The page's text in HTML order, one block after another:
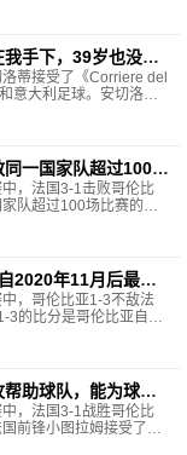
手下，39岁也没缺
蒂接受了《Corriere del
意大利足球。安切洛蒂
我麾下时
一国家队超过100场
，法国3-1击败哥伦比
队超过100场比赛的教
仅次于博斯克(76%)
2020年11月后最大
，哥伦比亚1-3不敌法
3的比分是哥伦比亚自
）以来，遭遇的最大比
助球队，能为球队
，法国3-1战胜哥伦比
前锋小图拉姆接受了媒
的是一支非常积